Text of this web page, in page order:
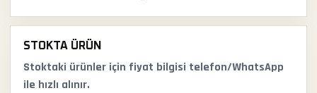
STOKTA ÜRÜN
Stoktaki ürünler için fiyat bilgisi telefon/WhatsApp
ile hızlı alınır.